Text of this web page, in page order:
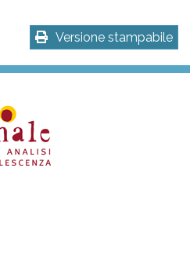
Versione stampabile